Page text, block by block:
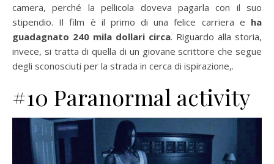
camera, perché la pellicola doveva pagarla con il suo
stipendio. Il film è il primo di una felice carriera e ha
guadagnato 240 mila dollari circa. Riguardo alla storia,
invece, si tratta di quella di un giovane scrittore che segue
degli sconosciuti per la strada in cerca di ispirazione,.
#10 Paranormal activity